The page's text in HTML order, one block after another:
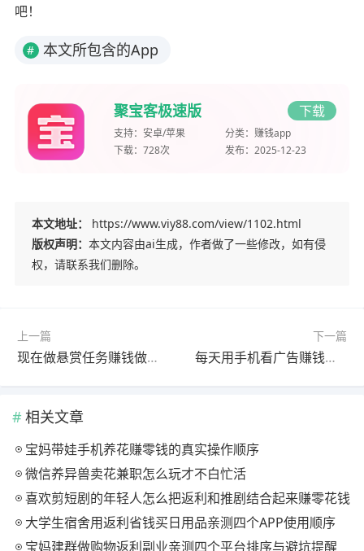
吧！
# 本文所包含的App
聚宝客极速版 下载
支持： 安卓/苹果 分类： 赚钱app
下载： 728次 发布： 2025-12-23
本文地址：
https://www.viy88.com/view/1102.html
版权声明： 本文内容由ai生成，作者做了一些修改，如有侵
权，请联系我们删除。
上一篇
现在做悬赏任务赚钱做哪个平台好？2026最好的悬赏任务软件推荐
下一篇
每天用手机看广告赚钱，一天轻松赚50-100元
相关文章
宝妈带娃手机养花赚零钱的真实操作顺序
微信养异兽卖花兼职怎么玩才不白忙活
喜欢剪短剧的年轻人怎么把返利和推剧结合起来赚零花钱
大学生宿舍用返利省钱买日用品亲测四个APP使用顺序
宝妈建群做购物返利副业亲测四个平台排序与避坑提醒